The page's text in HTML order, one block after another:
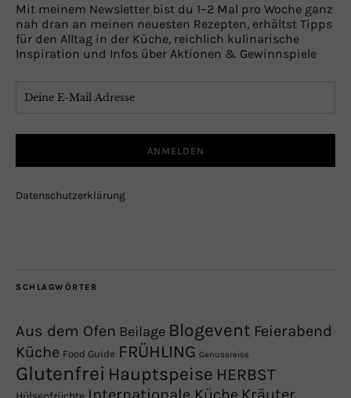
Mit meinem Newsletter bist du 1–2 Mal pro Woche ganz
nah dran an meinen neuesten Rezepten, erhältst Tipps
für den Alltag in der Küche, reichlich kulinarische
Inspiration und Infos über Aktionen & Gewinnspiele
Datenschutzerklärung
SCHLAGWÖRTER
Aus dem Ofen Beilage Blogevent Feierabend
Küche Food Guide FRÜHLING Genussreise
Glutenfrei Hauptspeise HERBST
Internationale Küche Kräuter